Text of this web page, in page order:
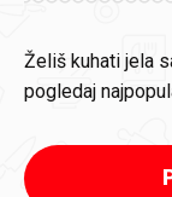
Želiš kuhati jela
pogledaj